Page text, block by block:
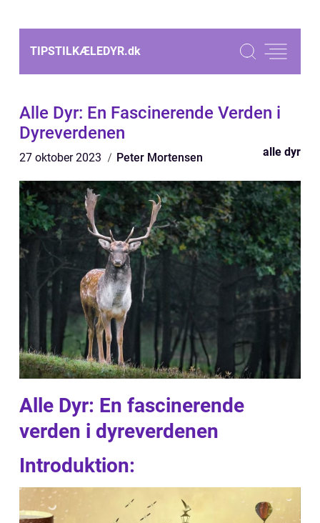
TIPSTILKÆLEDYR.dk
Alle Dyr: En Fascinerende Verden i
Dyreverdenen
27 oktober 2023 Peter Mortensen alle dyr
Alle Dyr: En fascinerende
verden i dyreverdenen
Introduktion: